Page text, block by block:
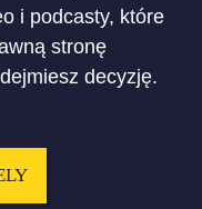
i podcasty, które
stronę
decyzję.